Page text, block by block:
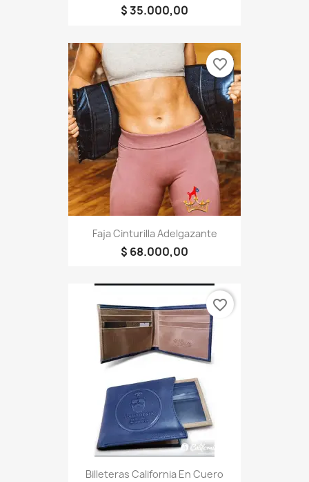
$ 35.000,00
Faja Cinturilla Adelgazante
$ 68.000,00
favorite_border
Billeteras California En Cuero
favorite_border